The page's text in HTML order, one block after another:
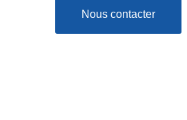
Nous contacter